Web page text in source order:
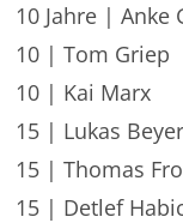
10 Jahre | Anke
10 | Tom Griep
10 | Kai Marx
15 | Lukas Beyer
15 | Thomas
15 | Detlef